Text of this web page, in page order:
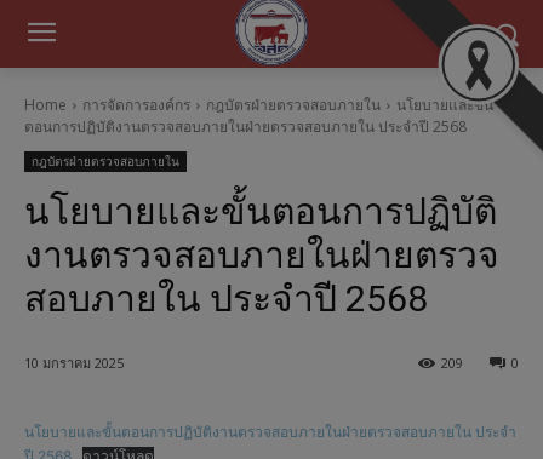
Home การจัดการองค์กร กฎบัตรฝ่ายตรวจสอบภายใน
นโยบายและขั้น
ตอนการปฏิบัติงานตรวจสอบภายในฝ่ายตรวจสอบภายใน ประจำปี 2568
กฎบัตรฝ่ายตรวจสอบภายใน
นโยบายและขั้นตอนการปฏิบัติ
งานตรวจสอบภายในฝ่ายตรวจ
สอบภายใน ประจำปี 2568
10 มกราคม 2025 0
209
นโยบายและขั้นตอนการปฏิบัติงานตรวจสอบภายในฝ่ายตรวจสอบภายใน ประจำ